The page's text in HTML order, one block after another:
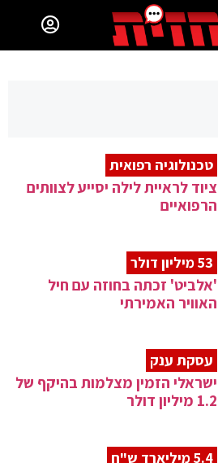
טכנולוגיה רפואית
ציוד לראיית לילה יסייע לצוותים
הרפואיים
53 מיליון דולר
'אלביט' זכתה בחוזה עם חיל
האוויר האמירתי
עסקת ענק
ישראלי הזמין מצלמות בהיקף של
1.2 מיליון דולר
5.4 מיליארד ש"ח